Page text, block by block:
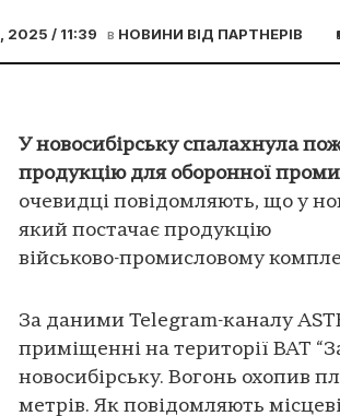
/ 11:39 в НОВИНИ ВІД ПАРТНЕРІВ
У новосибірську спалахнула
продукцію для оборонної
очевидці повідомляють, що у
який постачає продукцію
військово-промисловому
За даними Telegram-каналу
приміщенні на території ВАТ
новосибірську. Вогонь охопив
метрів. Як повідомляють